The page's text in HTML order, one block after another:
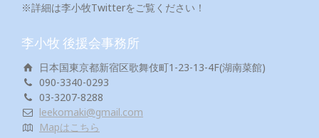
※詳細は李小牧Twitterをご覧ください！
李小牧 後援会事務所
日本国東京都新宿区歌舞伎町1-23-13-4F(湖南菜館)
090-3340-0293
03-3207-8288
leekomaki@gmail.com
Mapはこちら